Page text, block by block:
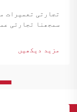
تجارتی تعمیرات
سمجھنا تجارتی
ضرورت ہوتی ہے۔
مزید دیکھیں